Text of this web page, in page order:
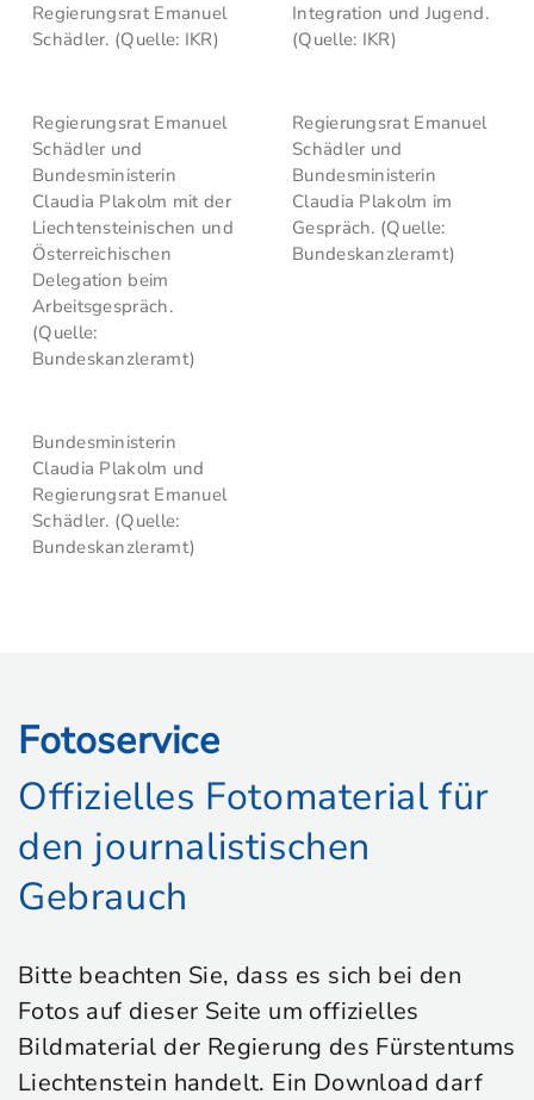
Regierungsrat Emanuel
Schädler. (Quelle: IKR)
Integration und Jugend.
(Quelle: IKR)
Regierungsrat Emanuel
Schädler und
Bundesministerin
Claudia Plakolm mit der
Liechtensteinischen und
Österreichischen
Delegation beim
Arbeitsgespräch.
(Quelle:
Bundeskanzleramt)
Regierungsrat Emanuel
Schädler und
Bundesministerin
Claudia Plakolm im
Gespräch. (Quelle:
Bundeskanzleramt)
Bundesministerin
Claudia Plakolm und
Regierungsrat Emanuel
Schädler. (Quelle:
Bundeskanzleramt)
Fotoservice
Offizielles Fotomaterial für
den journalistischen
Gebrauch
Bitte beachten Sie, dass es sich bei den
Fotos auf dieser Seite um offizielles
Bildmaterial der Regierung des Fürstentums
Liechtenstein handelt. Ein Download darf